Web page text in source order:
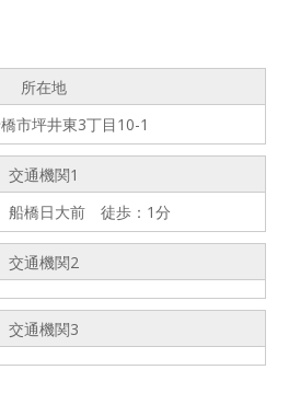
所在地
市坪井東3丁目10-1
交通機関1
橋日大前 徒歩：1分
交通機関2
交通機関3